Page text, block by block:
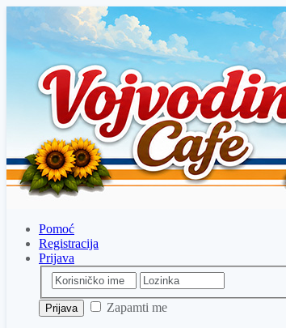
Pomoć
Registracija
Prijava
Zapamti me